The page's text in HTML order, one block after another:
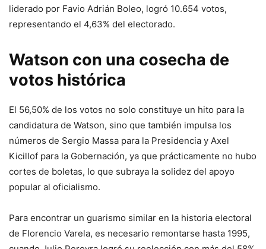
liderado por Favio Adrián Boleo, logró 10.654 votos,
representando el 4,63% del electorado.
Watson con una cosecha de
votos histórica
El 56,50% de los votos no solo constituye un hito para la
candidatura de Watson, sino que también impulsa los
números de Sergio Massa para la Presidencia y Axel
Kicillof para la Gobernación, ya que prácticamente no hubo
cortes de boletas, lo que subraya la solidez del apoyo
popular al oficialismo.
Para encontrar un guarismo similar en la historia electoral
de Florencio Varela, es necesario remontarse hasta 1995,